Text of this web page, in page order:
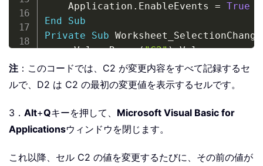
    Application
. EnableEvents = True
End
Sub
Private
Sub Worksheet_SelectionChange
    xVal
= Range("C2").
Value
End Sub
注 ：このコードでは、C2 が変更内容をすべて記録するセ
ルで、D2 は C2 の最初の変更値を表示するセルです。
3． Alt+Qキーを押して、 Microsoft Visual Basic for
Applicationsウィンドウを閉じます。
これ以降、セル C2 の値を変更するたびに、その前の値が